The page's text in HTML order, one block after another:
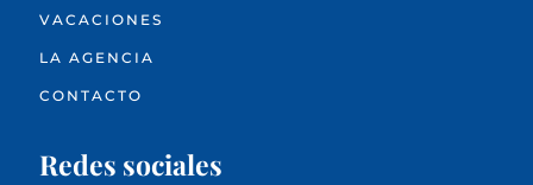
VACACIONES
LA AGENCIA
CONTACTO
Redes sociales